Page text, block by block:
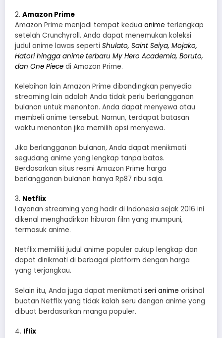
2. Amazon Prime
Amazon Prime menjadi tempat kedua anime terlengkap
setelah Crunchyroll. Anda dapat menemukan koleksi
judul anime lawas seperti Shulato, Saint Seiya, Mojako,
Hatori hingga anime terbaru My Hero Academia, Boruto,
dan One Piece di Amazon Prime.
Kelebihan lain Amazon Prime dibandingkan penyedia
streaming lain adalah Anda tidak perlu berlangganan
bulanan untuk menonton. Anda dapat menyewa atau
membeli anime tersebut. Namun, terdapat batasan
waktu menonton jika memilih opsi menyewa.
Jika berlangganan bulanan, Anda dapat menikmati
segudang anime yang lengkap tanpa batas.
Berdasarkan situs resmi Amazon Prime harga
berlangganan bulanan hanya Rp87 ribu saja.
3. Netflix
Layanan streaming yang hadir di Indonesia sejak 2016 ini
dikenal menghadirkan hiburan film yang mumpuni,
termasuk anime.
Netflix memiliki judul anime populer cukup lengkap dan
dapat dinikmati di berbagai platform dengan harga
yang terjangkau.
Selain itu, Anda juga dapat menikmati seri anime orisinal
buatan Netflix yang tidak kalah seru dengan anime yang
dibuat berdasarkan manga populer.
4. Iflix